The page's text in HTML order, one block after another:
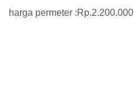
harga permeter :Rp.2.200.000